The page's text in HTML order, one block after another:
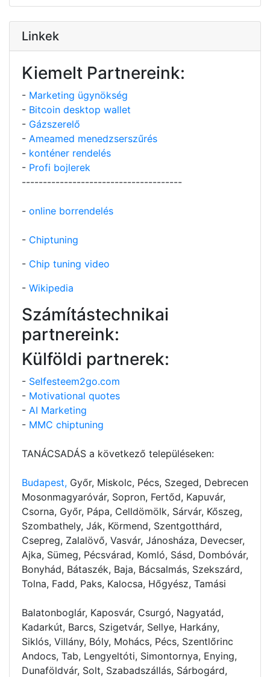
Linkek
Kiemelt Partnereink:
- Marketing ügynökség
- Bitcoin desktop wallet
- Gázszerelő
- Ameamed menedzserszűrés
- konténer rendelés
- Profi bojlerek
--------------------------------------
- online borrendelés
- Chiptuning
- Chip tuning video
- Wikipedia
Számítástechnikai
partnereink:
Külföldi partnerek:
- Selfesteem2go.com
- Motivational quotes
- AI Marketing
- MMC chiptuning
TANÁCSADÁS a következő településeken:
Budapest, Győr, Miskolc, Pécs, Szeged, Debrecen
Mosonmagyaróvár, Sopron, Fertőd, Kapuvár,
Csorna, Győr, Pápa, Celldömölk, Sárvár, Kőszeg,
Szombathely, Ják, Körmend, Szentgotthárd,
Csepreg, Zalalövő, Vasvár, Jánosháza, Devecser,
Ajka, Sümeg, Pécsvárad, Komló, Sásd, Dombóvár,
Bonyhád, Bátaszék, Baja, Bácsalmás, Szekszárd,
Tolna, Fadd, Paks, Kalocsa, Hőgyész, Tamási
Balatonboglár, Kaposvár, Csurgó, Nagyatád,
Kadarkút, Barcs, Szigetvár, Sellye, Harkány,
Siklós, Villány, Bóly, Mohács, Pécs, Szentlőrinc
Andocs, Tab, Lengyeltóti, Simontornya, Enying,
Dunaföldvár, Solt, Szabadszállás, Sárbogárd,